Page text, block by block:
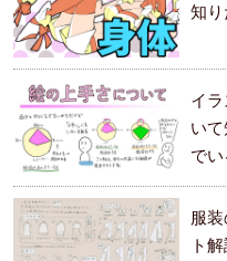
知り
イ
い
で
服
ト